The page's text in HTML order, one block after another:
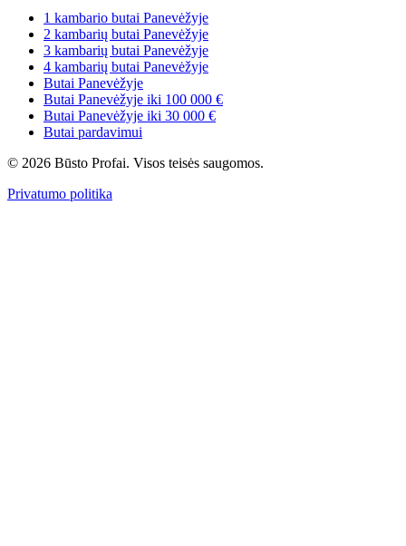
1 kambario butai Panevėžyje
2 kambarių butai Panevėžyje
3 kambarių butai Panevėžyje
4 kambarių butai Panevėžyje
Butai Panevėžyje
Butai Panevėžyje iki 100 000 €
Butai Panevėžyje iki 30 000 €
Butai pardavimui
© 2026 Būsto Profai. Visos teisės saugomos.
Privatumo politika